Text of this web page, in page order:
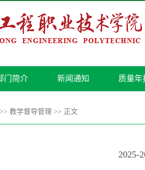
门简介 新闻通知 质量年
>> 教学督导管理 >> 正文
2025-